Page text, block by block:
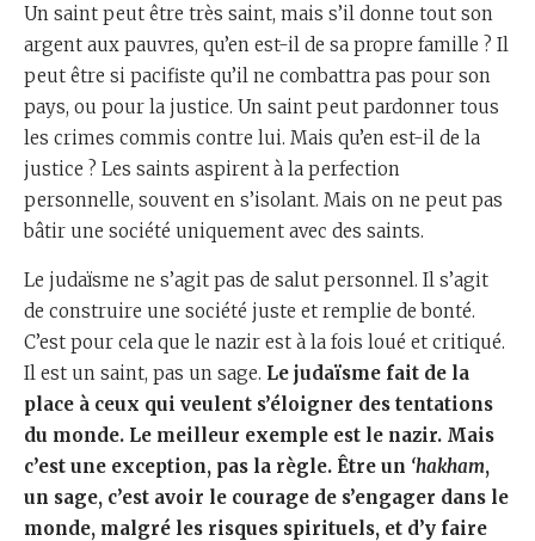
Un saint peut être très saint, mais s’il donne tout son
argent aux pauvres, qu’en est-il de sa propre famille ? Il
peut être si pacifiste qu’il ne combattra pas pour son
pays, ou pour la justice. Un saint peut pardonner tous
les crimes commis contre lui. Mais qu’en est-il de la
justice ? Les saints aspirent à la perfection
personnelle, souvent en s’isolant. Mais on ne peut pas
bâtir une société uniquement avec des saints.
Le judaïsme ne s’agit pas de salut personnel. Il s’agit
de construire une société juste et remplie de bonté.
C’est pour cela que le nazir est à la fois loué et critiqué.
Il est un saint, pas un sage. Le judaïsme fait de la
place à ceux qui veulent s’éloigner des tentations
du monde. Le meilleur exemple est le nazir. Mais
c’est une exception, pas la règle. Être un ‘hakham,
un sage, c’est avoir le courage de s’engager dans le
monde, malgré les risques spirituels, et d’y faire